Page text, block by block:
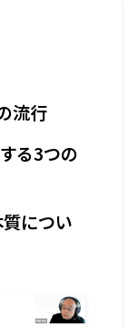
流行
る3つの
につい